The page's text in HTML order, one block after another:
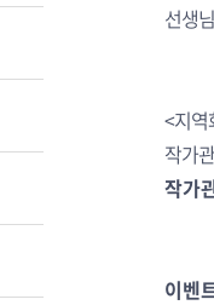
선생
<지역
작가
작가
이벤